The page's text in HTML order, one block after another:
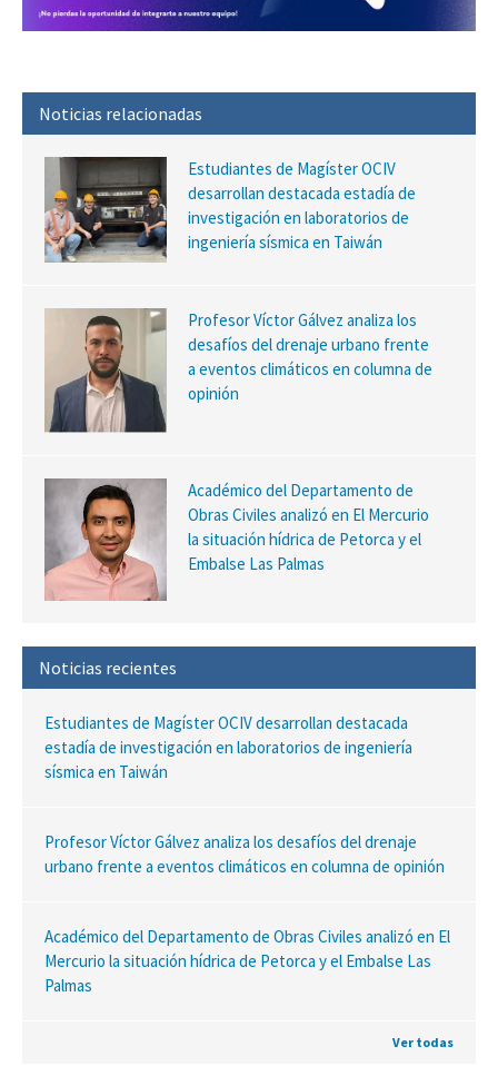
Noticias relacionadas
Estudiantes de Magíster OCIV
desarrollan destacada estadía de
investigación en laboratorios de
ingeniería sísmica en Taiwán
Profesor Víctor Gálvez analiza los
desafíos del drenaje urbano frente
a eventos climáticos en columna de
opinión
Académico del Departamento de
Obras Civiles analizó en El Mercurio
la situación hídrica de Petorca y el
Embalse Las Palmas
Noticias recientes
Estudiantes de Magíster OCIV desarrollan destacada
estadía de investigación en laboratorios de ingeniería
sísmica en Taiwán
Profesor Víctor Gálvez analiza los desafíos del drenaje
urbano frente a eventos climáticos en columna de opinión
Académico del Departamento de Obras Civiles analizó en El
Mercurio la situación hídrica de Petorca y el Embalse Las
Palmas
Ver todas